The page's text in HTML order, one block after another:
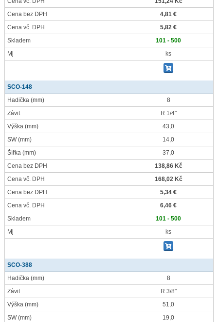
Cena bez DPH
4,81 €
Cena vč. DPH
5,82 €
Skladem
101 - 500
Mj
ks
SCO-148
Hadička (mm)
8
Závit
R 1/4"
Výška (mm)
43,0
SW(mm)
14,0
Šířka (mm)
37,0
Cena bez DPH
138,86 Kč
Cena vč. DPH
168,02 Kč
Cena bez DPH
5,34 €
Cena vč. DPH
6,46 €
Skladem
101 - 500
Mj
ks
SCO-388
Hadička (mm)
8
Závit
R 3/8"
Výška (mm)
51,0
SW(mm)
19,0